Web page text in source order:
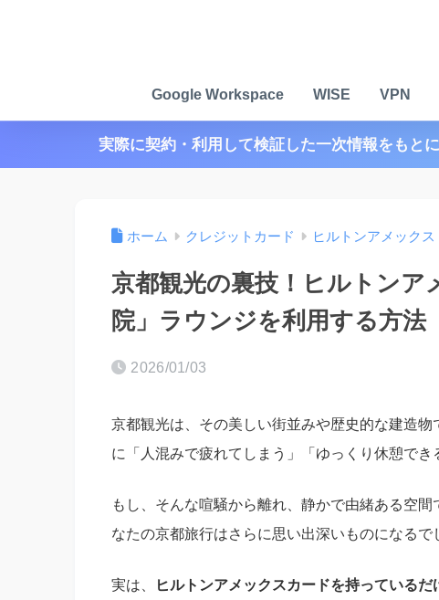
Google Workspace WISE VPN
実際に契約・利用して検証した一次情報をもと
ホーム クレジットカード ヒルトンアメックス
京都観光の裏技！ヒルトンア
院」ラウンジを利用する方法
2026/01/03
京都観光は、その美しい街並みや歴史的な建造
に「人混みで疲れてしまう」「ゆっくり休憩でき
もし、そんな喧騒から離れ、静かで由緒ある空
なたの京都旅行はさらに思い出深いものになるで
実は、
ヒルトンアメックスカードを持っている